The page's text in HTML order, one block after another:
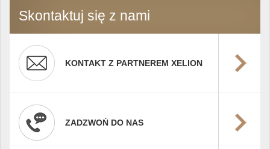
Skontaktuj się z nami
KONTAKT Z PARTNEREM XELION
ZADZWOŃ DO NAS